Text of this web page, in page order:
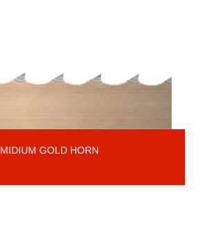
MIDIUM GOLD HORN